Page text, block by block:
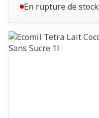
En rupture de stock